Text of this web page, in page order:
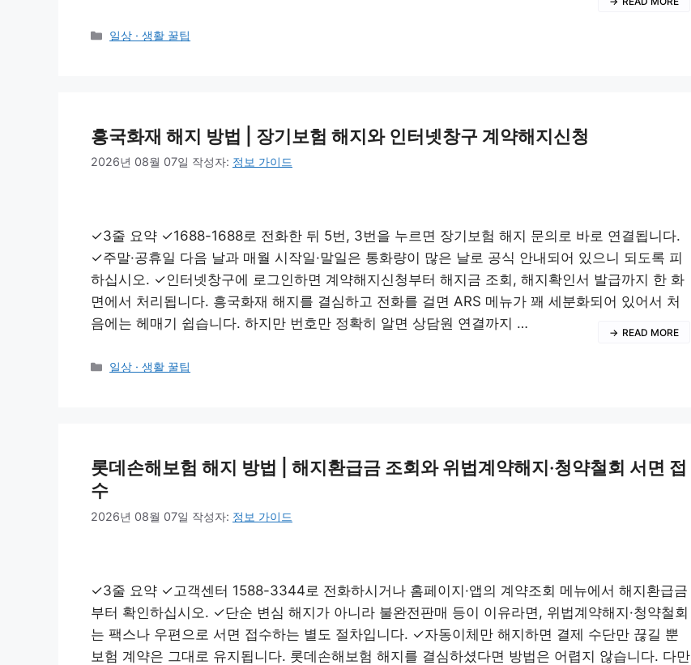
카
일상 · 생활 꿀팁
흥국화재 해지 방법 | 장기보험 해지와 인터넷창구 계약해지신청
2026년 08월 07일 작성자: 정보 가이드
✓3줄 요약 ✓1688-1688로 전화한 뒤 5번, 3번을 누르면 장기보험 해지 문의로 바로 연결됩니다.
✓주말·공휴일 다음 날과 매월 시작일·말일은 통화량이 많은 날로 공식 안내되어 있으니 되도록 피
하십시오. ✓인터넷창구에 로그인하면 계약해지신청부터 해지금 조회, 해지확인서 발급까지 한 화
면에서 처리됩니다. 흥국화재 해지를 결심하고 전화를 걸면 ARS 메뉴가 꽤 세분화되어 있어서 처
음에는 헤매기 쉽습니다. 하지만 번호만 정확히 알면 상담원 연결까지 …
READ MORE
카
일상 · 생활 꿀팁
롯데손해보험 해지 방법 | 해지환급금 조회와 위법계약해지·청약철회 서면 접
수
2026년 08월 07일 작성자: 정보 가이드
✓3줄 요약 ✓고객센터 1588-3344로 전화하시거나 홈페이지·앱의 계약조회 메뉴에서 해지환급금
부터 확인하십시오. ✓단순 변심 해지가 아니라 불완전판매 등이 이유라면, 위법계약해지·청약철회
는 팩스나 우편으로 서면 접수하는 별도 절차입니다. ✓자동이체만 해지하면 결제 수단만 끊길 뿐
보험 계약은 그대로 유지됩니다. 롯데손해보험 해지를 결심하셨다면 방법은 어렵지 않습니다. 다만